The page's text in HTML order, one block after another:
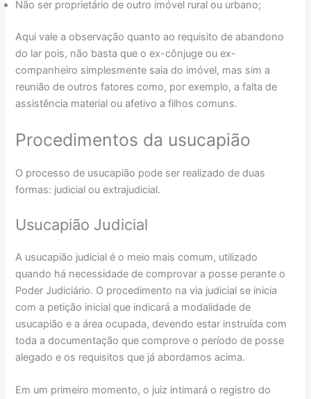
Não ser proprietário de outro imóvel rural ou urbano;
Aqui vale a observação quanto ao requisito de abandono
do lar pois, não basta que o ex-cônjuge ou ex-
companheiro simplesmente saia do imóvel, mas sim a
reunião de outros fatores como, por exemplo, a falta de
assistência material ou afetivo a filhos comuns.
Procedimentos da usucapião
O processo de usucapião pode ser realizado de duas
formas: judicial ou extrajudicial.
Usucapião Judicial
A usucapião judicial é o meio mais comum, utilizado
quando há necessidade de comprovar a posse perante o
Poder Judiciário. O procedimento na via judicial se inicia
com a petição inicial que indicará a modalidade de
usucapião e a área ocupada, devendo estar instruída com
toda a documentação que comprove o período de posse
alegado e os requisitos que já abordamos acima.
Em um primeiro momento, o juiz intimará o registro do